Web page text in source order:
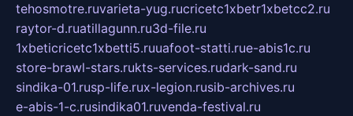
tehosmotre.ruvarieta-yug.rucricetc1xbetr1xbetcc2.ru
raytor-d.ruatillagunn.ru3d-file.ru
1xbeticricetc1xbetti5.ruuafoot-statti.rue-abis1c.ru
store-brawl-stars.rukts-services.rudark-sand.ru
sindika-01.rusp-life.rux-legion.rusib-archives.ru
e-abis-1-c.rusindika01.ruvenda-festival.ru